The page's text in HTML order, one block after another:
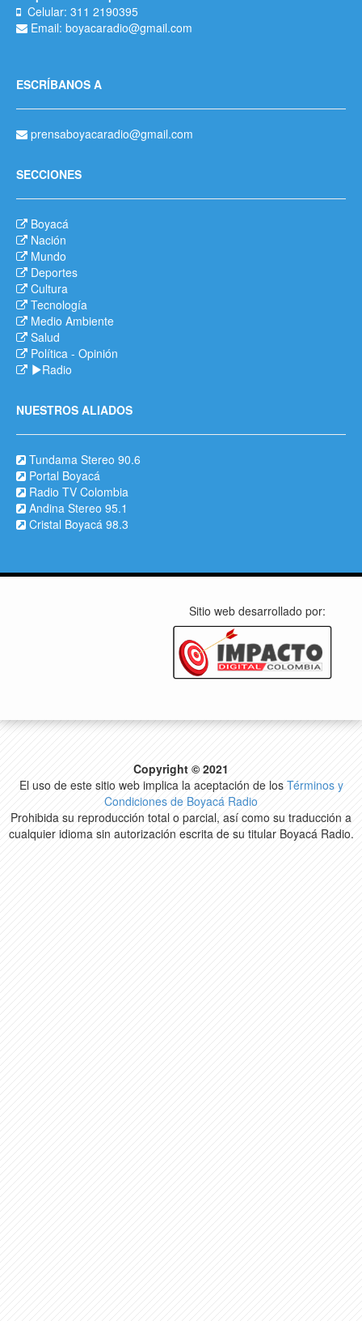
Celular: 311 2190395
Email: boyacaradio@gmail.com
ESCRÍBANOS A
prensaboyacaradio@gmail.com
SECCIONES
Boyacá
Nación
Mundo
Deportes
Cultura
Tecnología
Medio Ambiente
Salud
Política - Opinión
Radio
NUESTROS ALIADOS
Tundama Stereo 90.6
Portal Boyacá
Radio TV Colombia
Andina Stereo 95.1
Cristal Boyacá 98.3
Sitio web desarrollado por:
Copyright © 2021
El uso de este sitio web implica la aceptación de los Términos y
Condiciones de Boyacá Radio
Prohibida su reproducción total o parcial, así como su traducción a
cualquier idioma sin autorización escrita de su titular Boyacá Radio.